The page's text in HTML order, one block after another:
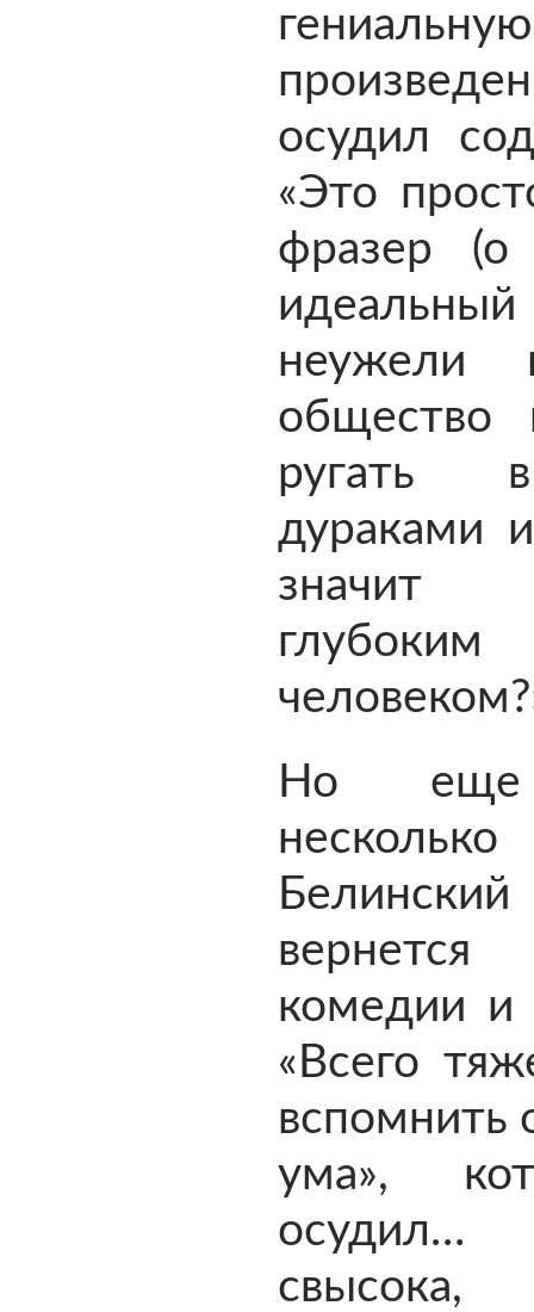
осудил
«Это
фразер (о
неужели
общество
ругать
дураками
глубоким
Но еще
комедии и
«Всего
вспомнить
ума»,
осудил…